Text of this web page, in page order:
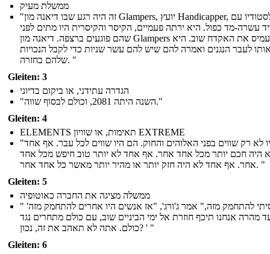
ממשלת מעיק
"זה היה רגע שבו דיאנה מון Glampers, יועץ Handicapper, נכנס לסטודיו עם
עשרה-מד כפול. היא ירתה פעמיים, הקיסר והקיסרית היו מתים לפני
שהם פוגעים ברצפה. דיאנה מון Glampers העמיס את האקדח שוב. היא
אותו לעבר הנגנים ואמרה להם שיש להם עשר שניות כדי לקבל הנכויות
שלהם בחזרה. "
Gleiten: 3
הגדרה עתידני, או ביקום בדיוני
"השנה היתה 2081, וכולם לבסוף שווה."
Gleiten: 4
ELEMENTS תאימות, או שוויון EXTREME
"הם היו לא רק שווים בפני האלוהים והחוק. הם היו שווים לכל עבר. אף אחד
היה חכם יותר מכל אחד אחר. אף אחד לא יותר טוב חיפש מכל אחד
אחר. אף אחד לא היה חזק יותר או מהיר יותר מאשר כל אחד אחר. "
Gleiten: 5
ממשלה מציגה את החברה כאוטופיה
" 'אם ניסיתי להתחמק מזה," אמר ג'ורג', "אז אנשים היו אחרים להתחמק מזה
מהרה אנחנו תיכף חוזרת אל ימי הביניים שוב, עם כולם מתחרים נגד
כולם. אתה לא תאהב את זה, נכון? ' "
Gleiten: 6